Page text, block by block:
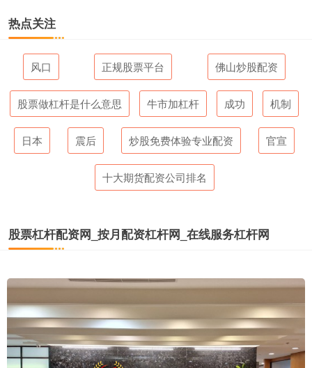
热点关注
风口 正规股票平台 佛山炒股配资
股票做杠杆是什么意思 牛市加杠杆 成功 机制
日本 震后 炒股免费体验专业配资 官宣
十大期货配资公司排名
股票杠杆配资网_按月配资杠杆网_在线服务杠杆网